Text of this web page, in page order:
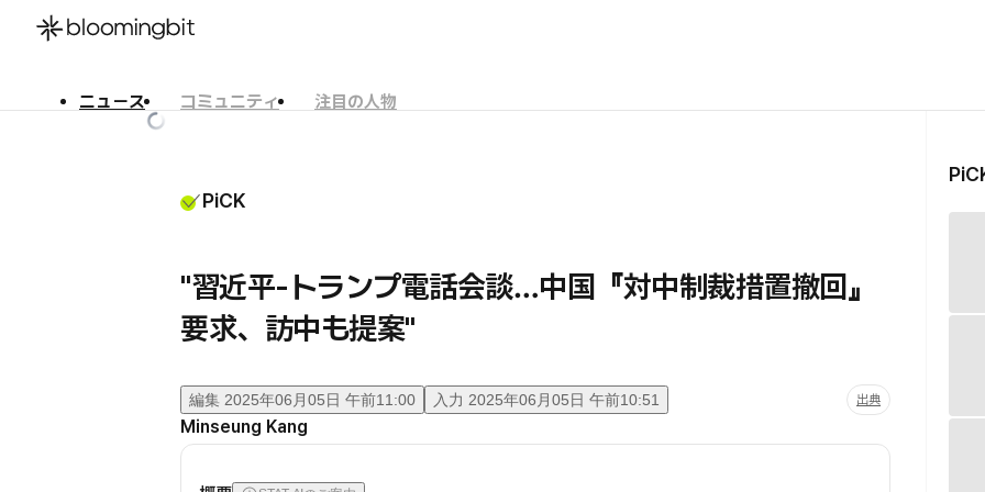
ニュース コミュニティ
注目の人物
PiCK
"習近平-トランプ電話会談…中国『対中制裁措置撤回』
要求、訪中も提案"
編集 2025年06月05日 午前11:00 入力 2025年06月05日 午前10:51 出典
Minseung Kang